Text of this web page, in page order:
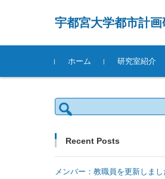
宇都宮大学都市計画
Skip to content
ホーム
研究室紹介
S
a
c
h
f
o
Recent Posts
メンバー：教職員を更新しまし